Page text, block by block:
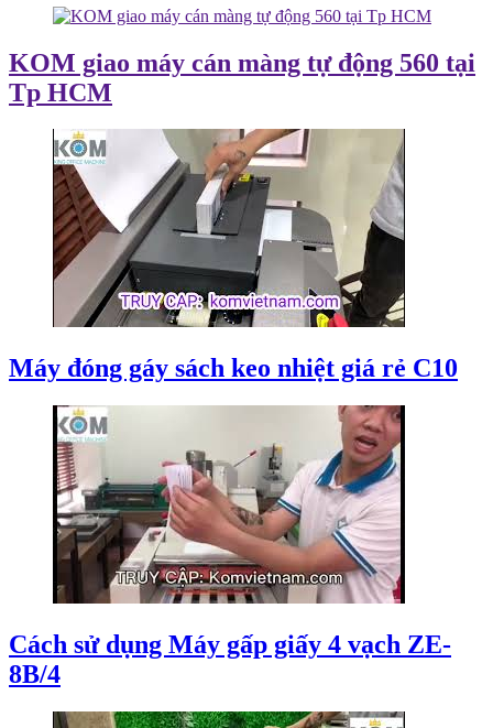
KOM giao máy cán màng tự động 560 tại
Tp HCM
Máy đóng gáy sách keo nhiệt giá rẻ C10
Cách sử dụng Máy gấp giấy 4 vạch ZE-
8B/4